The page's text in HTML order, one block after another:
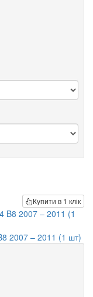
Купити в 1 клік
2007 – 2011 (1 шт)